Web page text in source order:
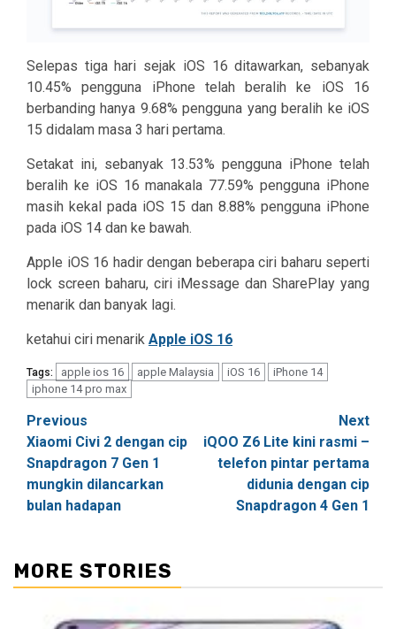
Selepas tiga hari sejak iOS 16 ditawarkan, sebanyak
10.45% pengguna iPhone telah beralih ke iOS 16
berbanding hanya 9.68% pengguna yang beralih ke iOS
15 didalam masa 3 hari pertama.
Setakat ini, sebanyak 13.53% pengguna iPhone telah
beralih ke iOS 16 manakala 77.59% pengguna iPhone
masih kekal pada iOS 15 dan 8.88% pengguna iPhone
pada iOS 14 dan ke bawah.
Apple iOS 16 hadir dengan beberapa ciri baharu seperti
lock screen baharu, ciri iMessage dan SharePlay yang
menarik dan banyak lagi.
ketahui ciri menarik Apple iOS 16
Tags: apple ios 16 apple Malaysia iOS 16
iPhone 14
iphone 14 pro max
Post
navigation
Previous
Xiaomi Civi 2 dengan cip
Snapdragon 7 Gen 1
mungkin dilancarkan
bulan hadapan
Next
iQOO Z6 Lite kini rasmi –
telefon pintar pertama
didunia dengan cip
Snapdragon 4 Gen 1
MORE STORIES